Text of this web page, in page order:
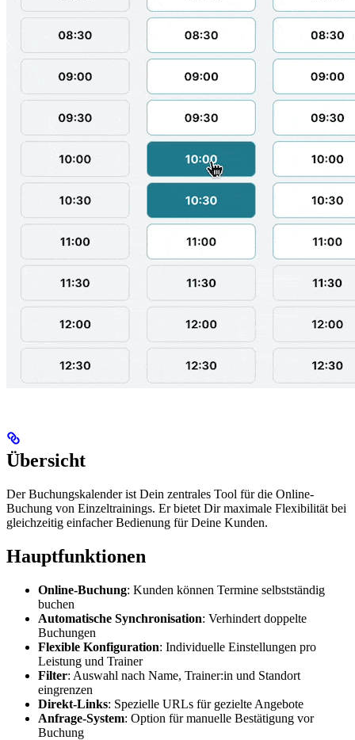
Übersicht
Der Buchungskalender ist Dein zentrales Tool für die Online-
Buchung von Einzeltrainings. Er bietet Dir maximale Flexibilität bei
gleichzeitig einfacher Bedienung für Deine Kunden.
Hauptfunktionen
Online-Buchung: Kunden können Termine selbstständig
buchen
Automatische Synchronisation: Verhindert doppelte
Buchungen
Flexible Konfiguration: Individuelle Einstellungen pro
Leistung und Trainer
Filter: Auswahl nach Name, Trainer:in und Standort
eingrenzen
Direkt-Links: Spezielle URLs für gezielte Angebote
Anfrage-System: Option für manuelle Bestätigung vor
Buchung